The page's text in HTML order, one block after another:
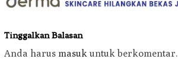
Tinggalkan Balasan
Anda harus masuk untuk berkomentar.